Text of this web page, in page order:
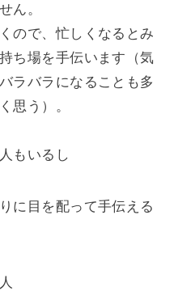
ん。
ので、忙しくなるとみ
ち場を手伝います（気
ラバラになることも多
思う）。
もいるし
に目を配って手伝える